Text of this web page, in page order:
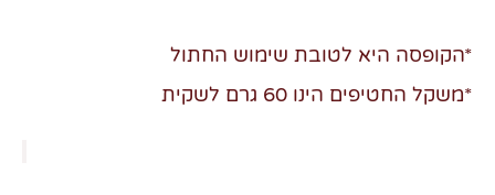
*הקופסה היא לטובת שימוש החתול
*משקל החטיפים הינו 60 גרם לשקית